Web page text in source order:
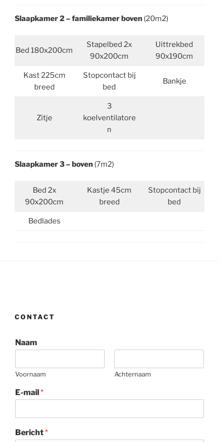
Slaapkamer 2 – familiekamer boven (20m2)
Bed 180x200cm
Stapelbed 2x
90x200cm
Uittrekbed
90x190cm
Kast 225cm
breed
Stopcontact bij
bed
Bankje
Zitje
3
koelventilatore
n
Slaapkamer 3 – boven (7m2)
Bed 2x
90x200cm
Kastje 45cm
breed
Stopcontact bij
bed
Bedlades
CONTACT
Naam
Voornaam Achternaam
E-mail *
Bericht*